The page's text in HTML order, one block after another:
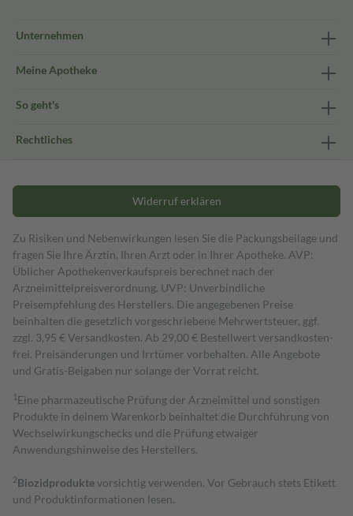
Unternehmen
Meine Apotheke
So geht's
Rechtliches
Widerruf erklären
Zu Risiken und Nebenwirkungen lesen Sie die Packungsbeilage und
fragen Sie Ihre Ärztin, Ihren Arzt oder in Ihrer Apotheke. AVP:
Üblicher Apothekenverkaufspreis berechnet nach der
Arzneimittelpreisverordnung. UVP: Unverbindliche
Preisempfehlung des Herstellers. Die angegebenen Preise
beinhalten die gesetzlich vorgeschriebene Mehrwertsteuer, ggf.
zzgl. 3,95 € Versandkosten. Ab 29,00 € Bestell­wert versand­kosten­
frei. Preisänderungen und Irrtümer vorbehalten. Alle Angebote
und Gratis-Beigaben nur solange der Vorrat reicht.
1 Eine pharmazeutische Prüfung der Arzneimittel und sonstigen
Produkte in deinem Warenkorb beinhaltet die Durchführung von
Wechselwirkungschecks und die Prüfung etwaiger
Anwendungshinweise des Herstellers.
2Biozidproduktevorsichtig verwenden. Vor Gebrauch stets Etikett
und Produktinformationen lesen.